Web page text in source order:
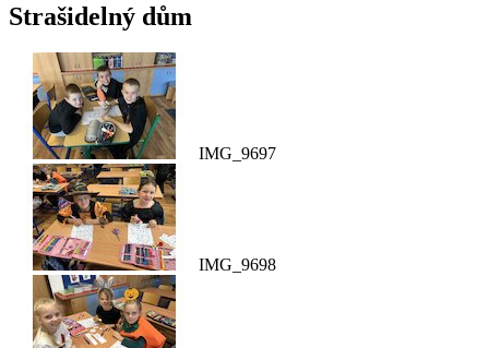
Strašidelný dům
IMG_9697
IMG_9698